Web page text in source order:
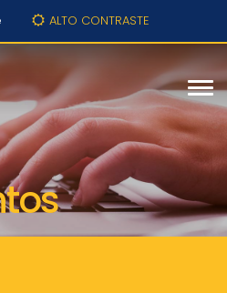
ALTO CONTRASTE